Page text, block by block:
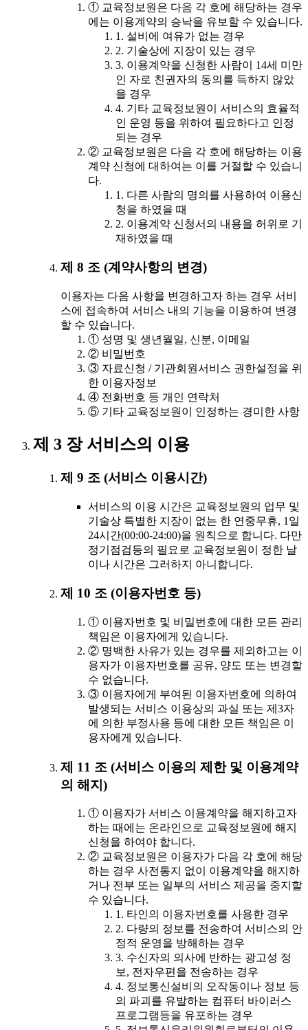
① 교육정보원은 다음 각 호에 해당하는 경우
에는 이용계약의 승낙을 유보할 수 있습니다.
1. 설비에 여유가 없는 경우
2. 기술상에 지장이 있는 경우
3. 이용계약을 신청한 사람이 14세 미만
인 자로 친권자의 동의를 득하지 않았
을 경우
4. 기타 교육정보원이 서비스의 효율적
인 운영 등을 위하여 필요하다고 인정
되는 경우
② 교육정보원은 다음 각 호에 해당하는 이용
계약 신청에 대하여는 이를 거절할 수 있습니
다.
1. 다른 사람의 명의를 사용하여 이용신
청을 하였을 때
2. 이용계약 신청서의 내용을 허위로 기
재하였을 때
제 8 조 (계약사항의 변경)
이용자는 다음 사항을 변경하고자 하는 경우 서비
스에 접속하여 서비스 내의 기능을 이용하여 변경
할 수 있습니다.
① 성명 및 생년월일, 신분, 이메일
② 비밀번호
③ 자료신청 / 기관회원서비스 권한설정을 위
한 이용자정보
④ 전화번호 등 개인 연락처
⑤ 기타 교육정보원이 인정하는 경미한 사항
제 3 장 서비스의 이용
제 9 조 (서비스 이용시간)
서비스의 이용 시간은 교육정보원의 업무 및
기술상 특별한 지장이 없는 한 연중무휴, 1일
24시간(00:00-24:00)을 원칙으로 합니다. 다만
정기점검등의 필요로 교육정보원이 정한 날
이나 시간은 그러하지 아니합니다.
제 10 조 (이용자번호 등)
① 이용자번호 및 비밀번호에 대한 모든 관리
책임은 이용자에게 있습니다.
② 명백한 사유가 있는 경우를 제외하고는 이
용자가 이용자번호를 공유, 양도 또는 변경할
수 없습니다.
③ 이용자에게 부여된 이용자번호에 의하여
발생되는 서비스 이용상의 과실 또는 제3자
에 의한 부정사용 등에 대한 모든 책임은 이
용자에게 있습니다.
제 11 조 (서비스 이용의 제한 및 이용계약
의 해지)
① 이용자가 서비스 이용계약을 해지하고자
하는 때에는 온라인으로 교육정보원에 해지
신청을 하여야 합니다.
② 교육정보원은 이용자가 다음 각 호에 해당
하는 경우 사전통지 없이 이용계약을 해지하
거나 전부 또는 일부의 서비스 제공을 중지할
수 있습니다.
1. 타인의 이용자번호를 사용한 경우
2. 다량의 정보를 전송하여 서비스의 안
정적 운영을 방해하는 경우
3. 수신자의 의사에 반하는 광고성 정
보, 전자우편을 전송하는 경우
4. 정보통신설비의 오작동이나 정보 등
의 파괴를 유발하는 컴퓨터 바이러스
프로그램등을 유포하는 경우